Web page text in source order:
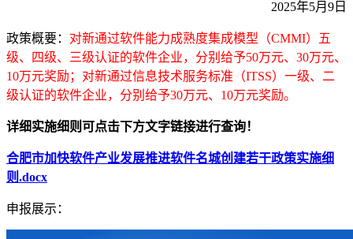
2025年5月9日
政策概要： 对新通过软件能力成熟度集成模型（CMMI）五
级、四级、三级认证的软件企业，分别给予50万元、30万元、
10万元奖励；对新通过信息技术服务标准（ITSS）一级、二
级认证的软件企业，分别给予30万元、10万元奖励。
详细实施细则可点击下方文字链接进行查询！
合肥市加快软件产业发展推进软件名城创建若干政策实施细
则.docx
申报展示：